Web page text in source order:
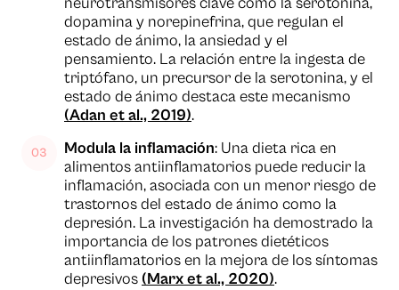
dopamina y norepinefrina, que regulan el
estado de ánimo, la ansiedad y el
pensamiento. La relación entre la ingesta de
triptófano, un precursor de la serotonina, y el
estado de ánimo destaca este mecanismo
(Adan et al., 2019).
Modula la inflamación: Una dieta rica en
alimentos antiinflamatorios puede reducir la
inflamación, asociada con un menor riesgo de
trastornos del estado de ánimo como la
depresión. La investigación ha demostrado la
importancia de los patrones dietéticos
antiinflamatorios en la mejora de los síntomas
depresivos (Marx et al., 2020).